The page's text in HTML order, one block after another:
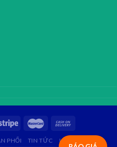
PHỐI TIN TỨC LIÊN HỆ